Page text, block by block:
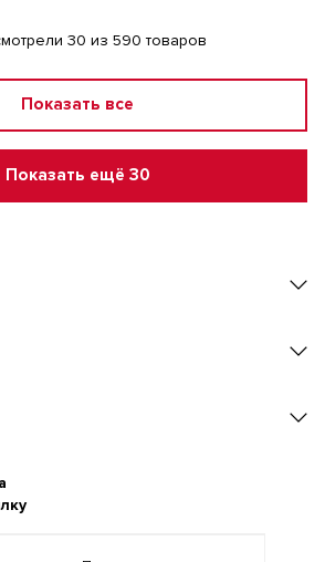
30 из 590 товаров
Показать все
Показать ещё 30